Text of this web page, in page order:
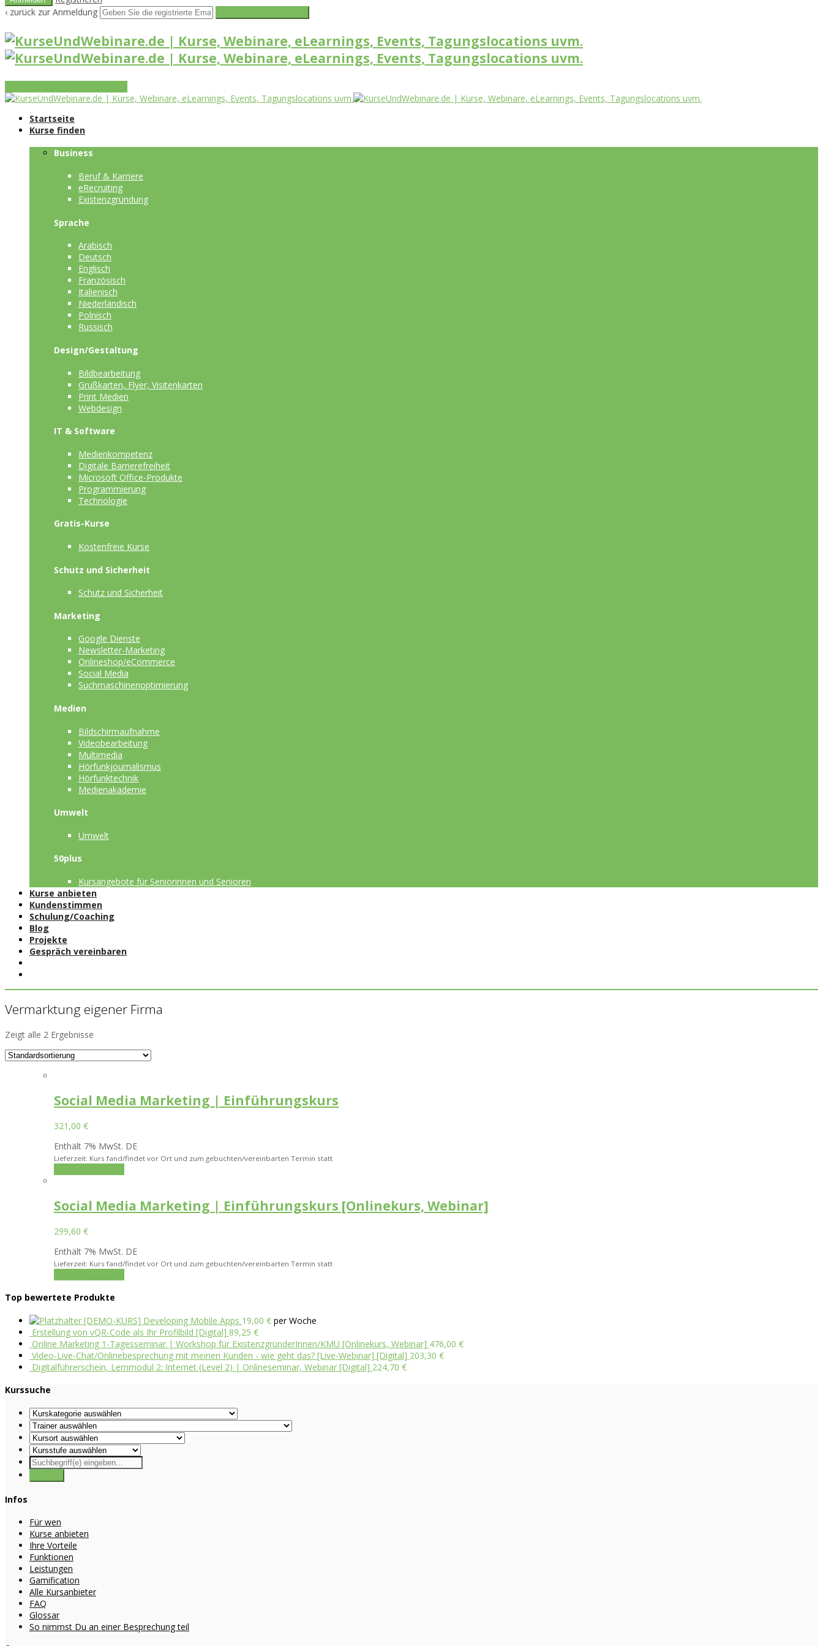
‹ zurück zur Anmeldung
Startseite
Kurse finden
Business
Beruf & Karriere
eRecruiting
Existenzgründung
Sprache
Arabisch
Deutsch
Englisch
Französisch
Italienisch
Niederländisch
Polnisch
Russisch
Design/Gestaltung
Bildbearbeitung
Grußkarten, Flyer, Visitenkarten
Print Medien
Webdesign
IT & Software
Medienkompetenz
Digitale Barrierefreiheit
Microsoft Office-Produkte
Programmierung
Technologie
Gratis-Kurse
Kostenfreie Kurse
Schutz und Sicherheit
Schutz und Sicherheit
Marketing
Google Dienste
Newsletter-Marketing
Onlineshop/eCommerce
Social Media
Suchmaschinenoptimierung
Medien
Bildschirmaufnahme
Videobearbeitung
Multimedia
Hörfunkjournalismus
Hörfunktechnik
Medienakademie
Umwelt
Umwelt
50plus
Kursangebote für Seniorinnen und Senioren
Kurse anbieten
Kundenstimmen
Schulung/Coaching
Blog
Projekte
Gespräch vereinbaren
Vermarktung eigener Firma
Zeigt alle 2 Ergebnisse
Social Media Marketing | Einführungskurs
321,00 €
Enthält 7% MwSt. DE
Lieferzeit: Kurs fand/findet vor Ort und zum gebuchten/vereinbarten Termin statt
Social Media Marketing | Einführungskurs [Onlinekurs, Webinar]
299,60 €
Enthält 7% MwSt. DE
Lieferzeit: Kurs fand/findet vor Ort und zum gebuchten/vereinbarten Termin statt
Top bewertete Produkte
[DEMO-KURS] Developing Mobile Apps 19,00 € per Woche
Erstellung von vQR-Code als Ihr Profilbild [Digital] 89,25 €
Online Marketing 1-Tagesseminar | Workshop für ExistenzgründerInnen/KMU [Onlinekurs, Webinar] 476,00 €
Video-Live-Chat/Onlinebesprechung mit meinen Kunden - wie geht das? [Live-Webinar] [Digital] 203,30 €
Digitalführerschein, Lernmodul 2: Internet (Level 2) | Onlineseminar, Webinar [Digital] 224,70 €
Kurssuche
Infos
Für wen
Kurse anbieten
Ihre Vorteile
Funktionen
Leistungen
Gamification
Alle Kursanbieter
FAQ
Glossar
So nimmst Du an einer Besprechung teil